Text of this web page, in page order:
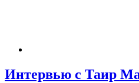
Интервью с Таир